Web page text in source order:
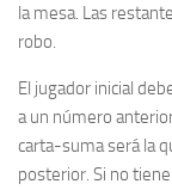
la mesa. Las
robo.
El jugador inicial
a un número
carta-suma será la
posterior. Si no